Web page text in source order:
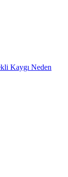
Kaygı Neden